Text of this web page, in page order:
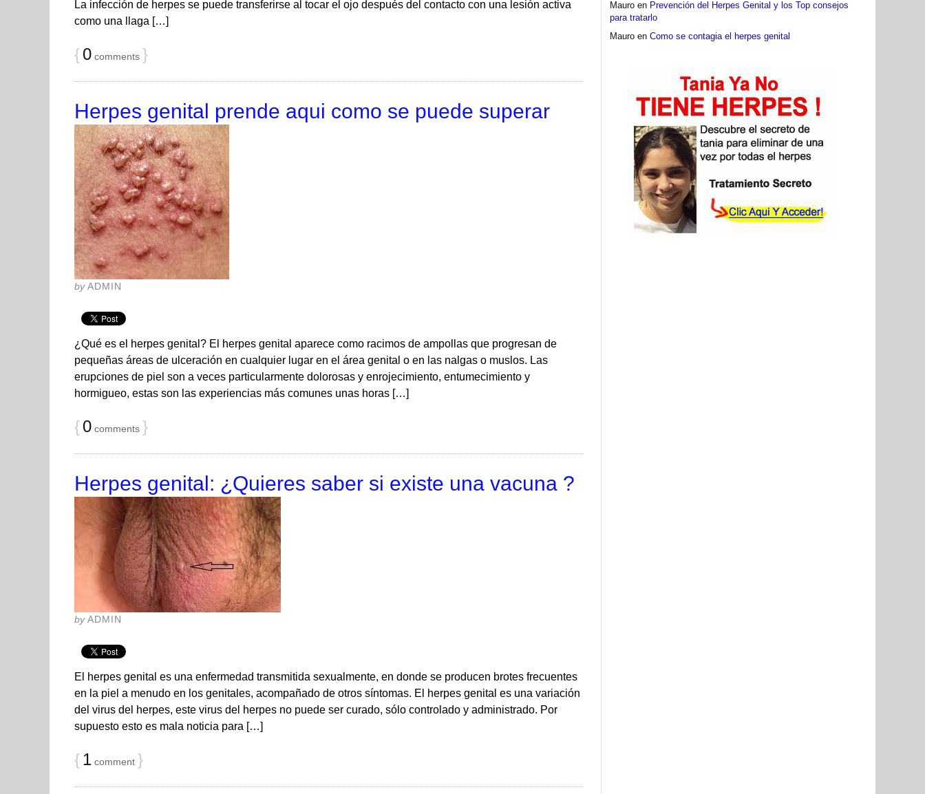
La infección de herpes se puede transferirse al tocar el ojo después del contacto con una lesión activa
como una llaga […]
{0 comments }
Herpes genital prende aqui como se puede superar
byADMIN
¿Qué es el herpes genital? El herpes genital aparece como racimos de ampollas que progresan de
pequeñas áreas de ulceración en cualquier lugar en el área genital o en las nalgas o muslos. Las
erupciones de piel son a veces particularmente dolorosas y enrojecimiento, entumecimiento y
hormigueo, estas son las experiencias más comunes unas horas […]
{0 comments }
Herpes genital: ¿Quieres saber si existe una vacuna ?
byADMIN
El herpes genital es una enfermedad transmitida sexualmente, en donde se producen brotes frecuentes
en la piel a menudo en los genitales, acompañado de otros síntomas. El herpes genital es una variación
del virus del herpes, este virus del herpes no puede ser curado, sólo controlado y administrado. Por
supuesto esto es mala noticia para […]
{1 comment }
Mauro en Prevención del Herpes Genital y los Top consejos
para tratarlo
Mauro en Como se contagia el herpes genital